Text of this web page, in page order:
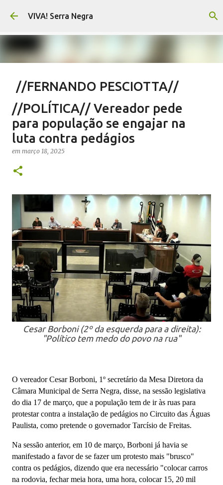
Pular para o conteúdo principal
VIVA! Serra Negra
//FERNANDO PESCIOTTA//
Território livre para mentiras
em FERNANDO PESCIOTTA
NOTÍCIAS SERRA NEGRA VIVA! SERRA NEGRA
0
//POLÍTICA// Vereador pede
para população se engajar na
luta contra pedágios
em março 18, 2025
Cesar Borboni (2º da esquerda para a direita):
"Político tem medo do povo na rua"
O vereador Cesar Borboni, 1º secretário da Mesa Diretora da
Câmara Municipal de Serra Negra, disse, na sessão legislativa
do dia 17 de março, que a população tem de ir às ruas para
protestar contra a instalação de pedágios no Circuito das Águas
Paulista, como pretende o governador Tarcísio de Freitas.
Na sessão anterior, em 10 de março, Borboni já havia se
manifestado a favor de se fazer um protesto mais "brusco"
contra os pedágios, dizendo que era necessário "colocar carros
na rodovia, fechar meia hora, uma hora, colocar 15, 20 mil